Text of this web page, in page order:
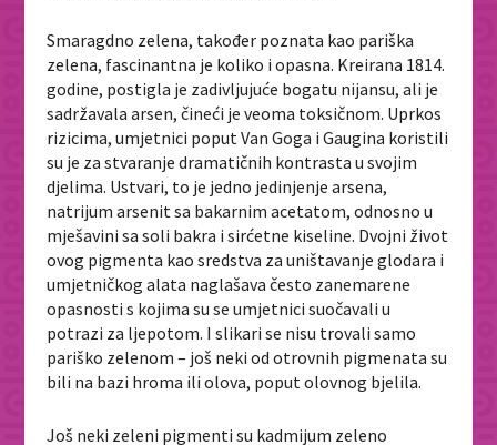
Smaragdno zelena, također poznata kao pariška
zelena, fascinantna je koliko i opasna. Kreirana 1814.
godine, postigla je zadivljujuće bogatu nijansu, ali je
sadržavala arsen, čineći je veoma toksičnom. Uprkos
rizicima, umjetnici poput Van Goga i Gaugina koristili
su je za stvaranje dramatičnih kontrasta u svojim
djelima. Ustvari, to je jedno jedinjenje arsena,
natrijum arsenit sa bakarnim acetatom, odnosno u
mješavini sa soli bakra i sirćetne kiseline. Dvojni život
ovog pigmenta kao sredstva za uništavanje glodara i
umjetničkog alata naglašava često zanemarene
opasnosti s kojima su se umjetnici suočavali u
potrazi za ljepotom. I slikari se nisu trovali samo
pariško zelenom – još neki od otrovnih pigmenata su
bili na bazi hroma ili olova, poput olovnog bjelila.
Još neki zeleni pigmenti su kadmijum zeleno